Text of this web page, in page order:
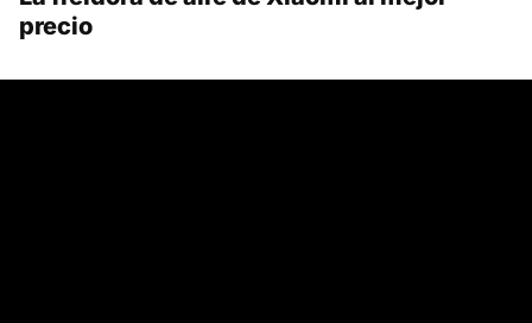
precio